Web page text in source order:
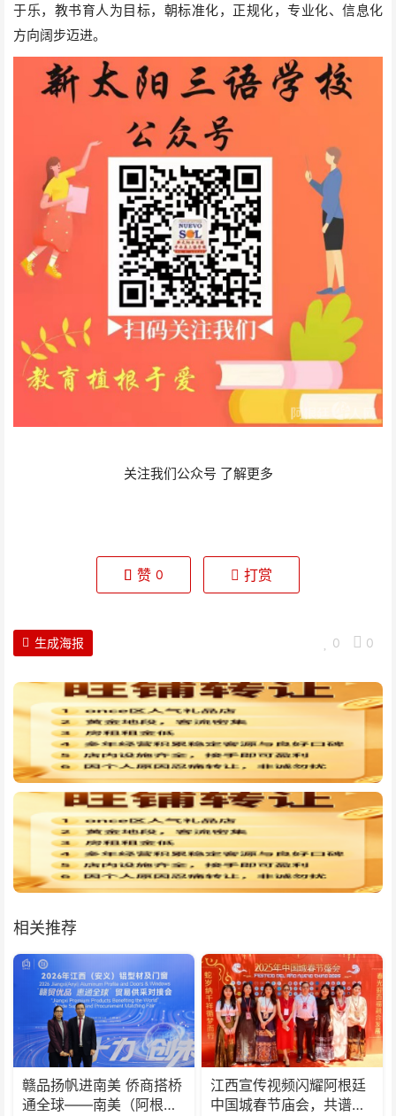
于乐，教书育人为目标，朝标准化，正规化，专业化、信息化
方向阔步迈进。
关注我们公众号 了解更多
赞 0 打赏
0 0
生成海报
相关推荐
赣品扬帆进南美 侨商搭桥
通全球——南美（阿根
江西宣传视频闪耀阿根廷
中国城春节庙会，共谱中